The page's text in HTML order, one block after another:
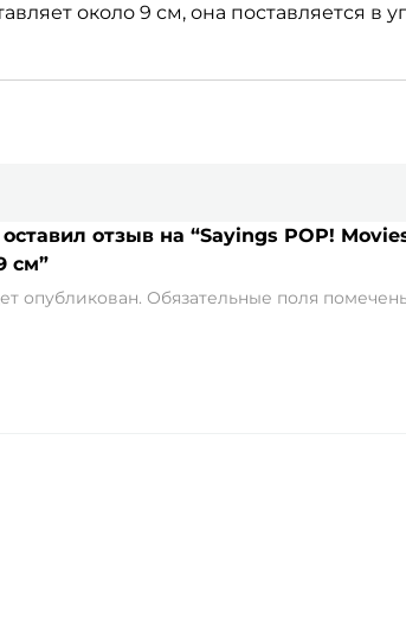
около 9 см, она поставляется в
отзыв на “Sayings POP!
см”
опубликован. Обязательные поля